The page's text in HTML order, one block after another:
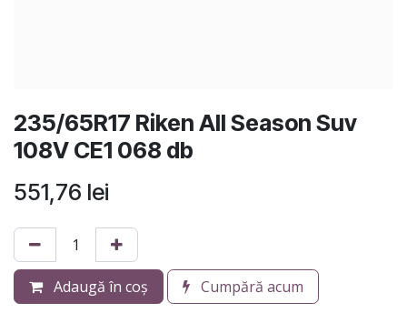
235/65R17 Riken All Season Suv
108V CE1 068 db
551,76 lei
Adaugă în coș Cumpără acum